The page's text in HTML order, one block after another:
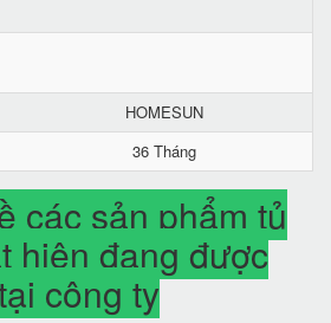
HOMESUN
36 Tháng
các sản phẩm tủ
hiện đang được
công ty